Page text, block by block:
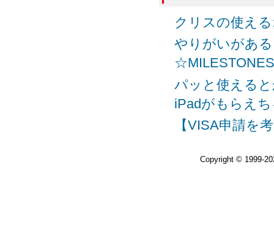
クリスの使え
やりがいがあ
☆MILESTONES
パッと使える
iPadがもらえ
【VISA申請
Copyright © 1999-